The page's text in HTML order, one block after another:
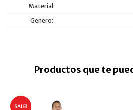
Material
Genero
Productos que te